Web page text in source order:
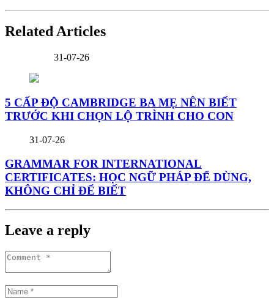
Related Articles
31-07-26
5 CẤP ĐỘ CAMBRIDGE BA MẸ NÊN BIẾT
TRƯỚC KHI CHỌN LỘ TRÌNH CHO CON
31-07-26
GRAMMAR FOR INTERNATIONAL
CERTIFICATES: HỌC NGỮ PHÁP ĐỂ DÙNG,
KHÔNG CHỈ ĐỂ BIẾT
Leave a reply